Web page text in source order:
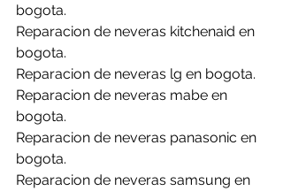
bogota.
Reparacion de neveras kitchenaid en
bogota.
Reparacion de neveras lg en bogota.
Reparacion de neveras mabe en
bogota.
Reparacion de neveras panasonic en
bogota.
Reparacion de neveras samsung en